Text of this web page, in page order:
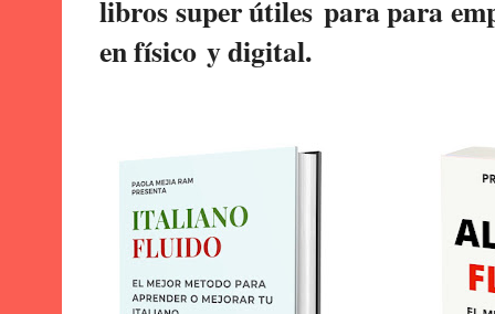
libros super útiles para para
en físico y digital.